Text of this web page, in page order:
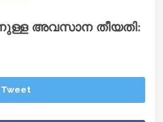
അവസാന തീയതി:
Tweet